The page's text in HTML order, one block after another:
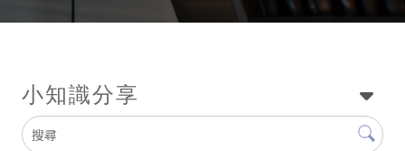
小知識分享